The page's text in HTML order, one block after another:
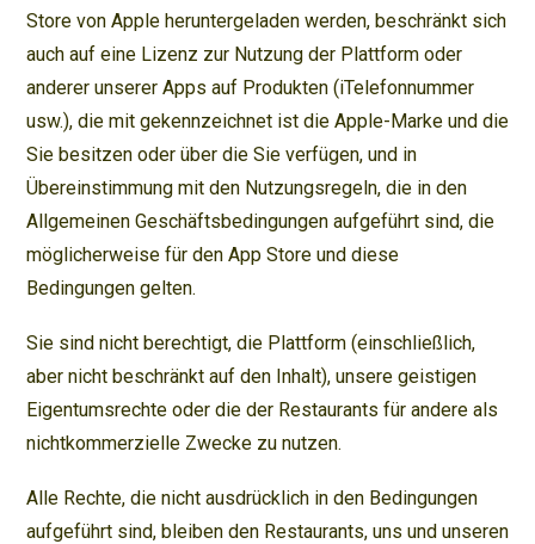
Store von Apple heruntergeladen werden, beschränkt sich
auch auf eine Lizenz zur Nutzung der Plattform oder
anderer unserer Apps auf Produkten (iTelefonnummer
usw.), die mit gekennzeichnet ist die Apple-Marke und die
Sie besitzen oder über die Sie verfügen, und in
Übereinstimmung mit den Nutzungsregeln, die in den
Allgemeinen Geschäftsbedingungen aufgeführt sind, die
möglicherweise für den App Store und diese
Bedingungen gelten.
Sie sind nicht berechtigt, die Plattform (einschließlich,
aber nicht beschränkt auf den Inhalt), unsere geistigen
Eigentumsrechte oder die der Restaurants für andere als
nichtkommerzielle Zwecke zu nutzen.
Alle Rechte, die nicht ausdrücklich in den Bedingungen
aufgeführt sind, bleiben den Restaurants, uns und unseren